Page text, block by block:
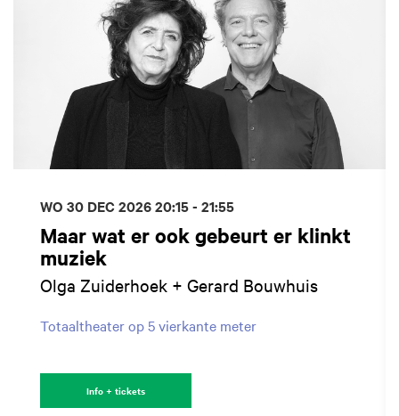
Maar wat er ook gebeurt er klinkt
muziek
Olga Zuiderhoek + Gerard Bouwhuis
Totaaltheater op 5 vierkante meter
WO 30 DEC 202620:15 - 21:55
Info + tickets